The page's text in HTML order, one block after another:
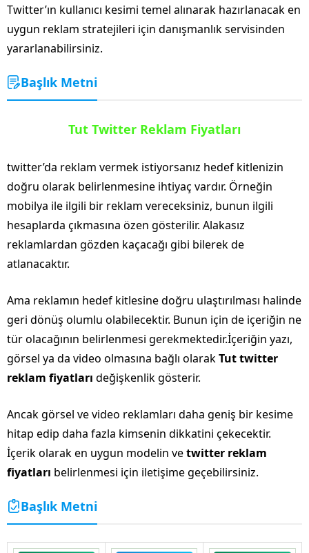
Twitter’ın kullanıcı kesimi temel alınarak hazırlanacak en
uygun reklam stratejileri için danışmanlık servisinden
yararlanabilirsiniz.
Başlık Metni
Tut Twitter Reklam Fiyatları
twitter’da reklam vermek istiyorsanız hedef kitlenizin
doğru olarak belirlenmesine ihtiyaç vardır. Örneğin
mobilya ile ilgili bir reklam vereceksiniz, bunun ilgili
hesaplarda çıkmasına özen gösterilir. Alakasız
reklamlardan gözden kaçacağı gibi bilerek de
atlanacaktır.
Ama reklamın hedef kitlesine doğru ulaştırılması halinde
geri dönüş olumlu olabilecektir. Bunun için de içeriğin ne
tür olacağının belirlenmesi gerekmektedir.İçeriğin yazı,
görsel ya da video olmasına bağlı olarakTuttwitter
reklam fiyatları değişkenlik gösterir.
Ancak görsel ve video reklamları daha geniş bir kesime
hitap edip daha fazla kimsenin dikkatini çekecektir.
İçerik olarak en uygun modelin vetwitter reklam
fiyatları belirlenmesi için iletişime geçebilirsiniz.
Başlık Metni